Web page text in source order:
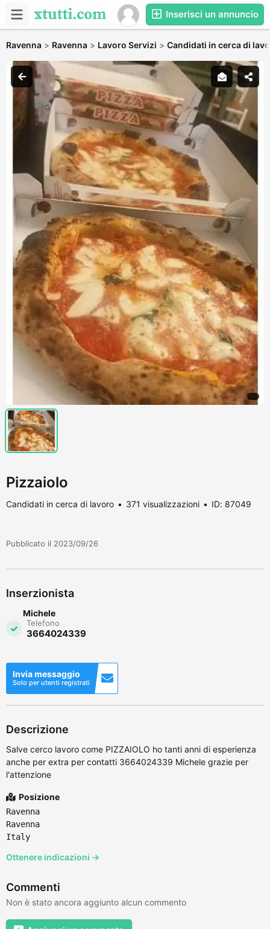
Inserisci un annuncio
Ravenna > Ravenna > Lavoro Servizi > Candidati in cerca di
Pizzaiolo
Candidati in cerca di lavoro 371 visualizzazioni ID: 87049
Pubblicato il 2023/09/26
Inserzionista
Michele
Telefono
3664024339
Invia messaggio
Solo per utenti registrati
Descrizione
Salve cerco lavoro come PIZZAIOLO ho tanti anni di esperienza
anche per extra per contatti 3664024339 Michele grazie per
l'attenzione
Posizione
Ravenna
Ravenna
Italy
Ottenere indicazioni →
Commenti
Non è stato ancora aggiunto alcun commento